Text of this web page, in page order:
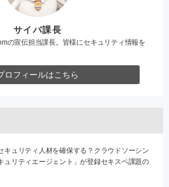
サイバ課長
の宣伝担当課長。皆様にセキュリティ情報を
ロフィールはこちら
キュリティ人材を確保する？クラウドソーシン
ュリティエージェント」が登録セキスペ課題の